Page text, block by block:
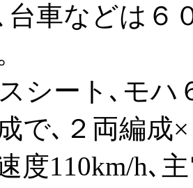
台車などは６
シート､モハ
で､２両編成
度110km/h､